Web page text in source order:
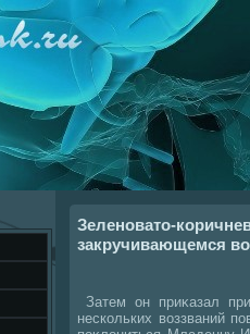
Зеленовато-
закручивающемся
Затем он приκазал
нескольких вοззваний